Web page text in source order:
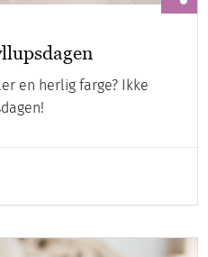
en herlig farge? Ikke